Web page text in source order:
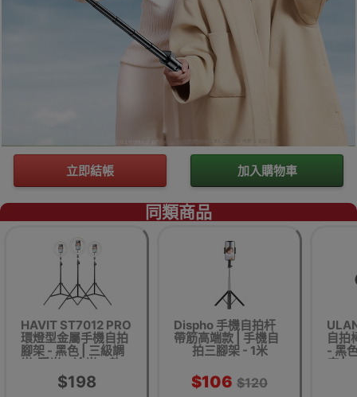
立即結帳 加入購物車
同類商品
HAVIT ST7012 PRO
環燈型金屬手機自拍
腳架 - 黑色 | 三級調
光(暖光、冷光、軟
光) | 高度可調
(72cm-210cm) | 香
$198
Dispho 手機自拍杆
帶筋高端款 | 手機自
拍三腳架 - 1米
$106 $120
自拍
- 黑
度 |